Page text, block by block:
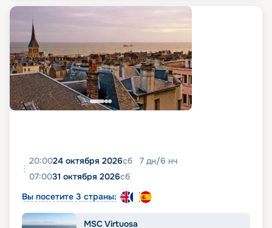
20:0024 октября 2026сб 7 дн/6 нч
07:0031 октября 2026сб
Вы посетите 3 страны:
MSC Virtuosa